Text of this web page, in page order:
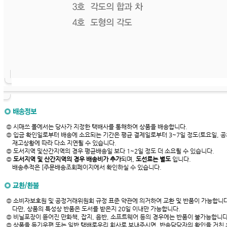
◎ 시매쓰 몰에서는 당사가 지정한 택배사를 통해하여 상품을 배송합니다.
◎ 입금 확인일로부터 배송에 소요되는 기간은 평균 결제일로부터 3~7일 정도(토요일, 공
재고상황에 따라 다소 지연될 수 있습니다.
◎ 도서지역 및산간지역의 경우 평균배송일 보다 1~2일 정도 더 소요될 수 있습니다.
◎ 도서지역 및 산간지역의 경우 배송비가 추가되며, 도선료는 별도 입니다.
배송추적은 [주문배송조회페이지에서 확인하실 수 있습니다.
◎ 소비자보호원 및 공정거래위원회 규정 표준 약관에 의거하여 교환 및 반품이 가능합니
다만, 상품의 특성상 반품은 도서를 받은지 20일 이내만 가능합니다.
◎ 비닐포장이 뜯어진 만화책, 잡지, 음반, 소프트웨어 등의 경우에는 반품이 불가능합니
◎ 상품을 등기우편 또는 일반 택배로우리 회사로 보내주시면, 반송담당자의 확인을 거친